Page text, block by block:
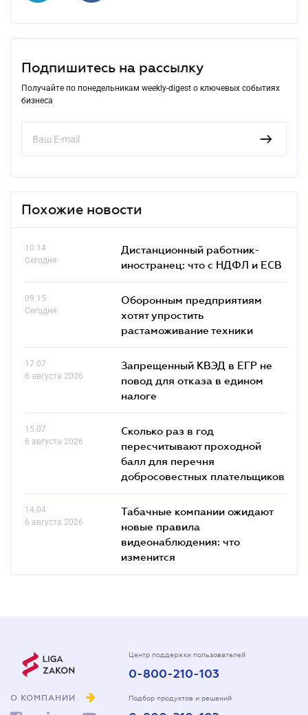
Подпишитесь на рассылку
Получайте по понедельникам weekly-digest о ключевых событиях
бизнеса
Похожие новости
10.14
Сегодня
Дистанционный работник-
иностранец: что с НДФЛ и ЕСВ
09.15
Сегодня
Оборонным предприятиям
хотят упростить
растаможивание техники
17.07
6 августа 2026
Запрещенный КВЭД в ЕГР не
повод для отказа в едином
налоге
15.07
6 августа 2026
Сколько раз в год
пересчитывают проходной
балл для перечня
добросовестных плательщиков
14.04
6 августа 2026
Табачные компании ожидают
новые правила
видеонаблюдения: что
изменится
О КОМПАНИИ
Центр поддержки пользователей
0-800-210-103
Подбор продуктов и решений